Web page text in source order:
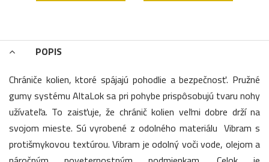
POPIS
Chrániče kolien, ktoré spájajú pohodlie a bezpečnosť. Pružné
gumy systému AltaLok sa pri pohybe prispôsobujú tvaru nohy
užívateľa. To zaisťuje, že chránič kolien veľmi dobre drží na
svojom mieste. Sú vyrobené z odolného materiálu Vibram s
protišmykovou textúrou. Vibram je odolný voči vode, olejom a